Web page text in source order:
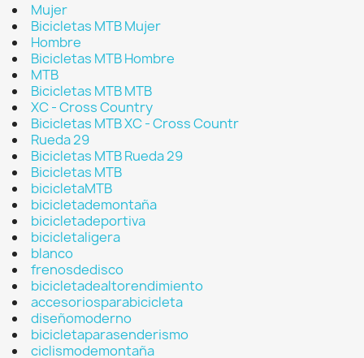
Mujer
Bicicletas MTB Mujer
Hombre
Bicicletas MTB Hombre
MTB
Bicicletas MTB MTB
XC - Cross Country
Bicicletas MTB XC - Cross Countr
Rueda 29
Bicicletas MTB Rueda 29
Bicicletas MTB
bicicletaMTB
bicicletademontaña
bicicletadeportiva
bicicletaligera
blanco
frenosdedisco
bicicletadealtorendimiento
accesoriosparabicicleta
diseñomoderno
bicicletaparasenderismo
ciclismodemontaña